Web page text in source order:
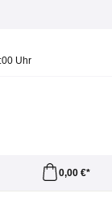
Uhr
0,00 €*